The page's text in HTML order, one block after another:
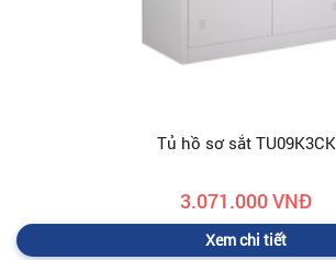
Tủ hồ sơ sắt TU09K3CK
3.071.000 VNĐ
Xem chi tiết